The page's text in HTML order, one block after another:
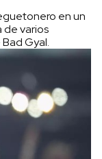
en un
de varios
Gyal.